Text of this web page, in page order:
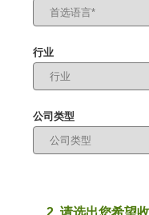
行业
公司类型
2. 请选出您希望